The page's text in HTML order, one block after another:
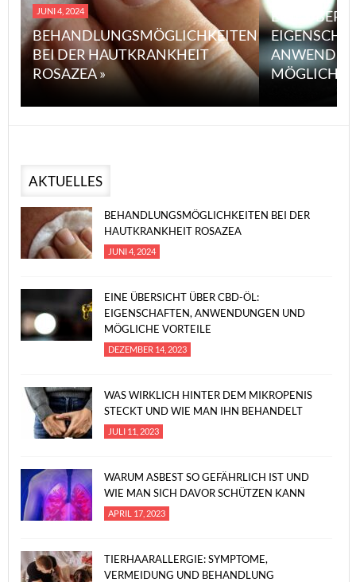
JUNI 4, 2024
BEHANDLUNGSMÖGLICHKEITEN
BEI DER HAUTKRANKHEIT
ROSAZEA »
EINE
MÖGLICHE
AKTUELLES
BEHANDLUNGSMÖGLICHKEITEN BEI DER
HAUTKRANKHEIT ROSAZEA
JUNI 4, 2024
EINE ÜBERSICHT ÜBER CBD-ÖL:
EIGENSCHAFTEN, ANWENDUNGEN UND
MÖGLICHE VORTEILE
DEZEMBER 14, 2023
WAS WIRKLICH HINTER DEM MIKROPENIS
STECKT UND WIE MAN IHN BEHANDELT
JULI 11, 2023
WARUM ASBEST SO GEFÄHRLICH IST UND
WIE MAN SICH DAVOR SCHÜTZEN KANN
APRIL 17, 2023
TIERHAARALLERGIE: SYMPTOME,
VERMEIDUNG UND BEHANDLUNG